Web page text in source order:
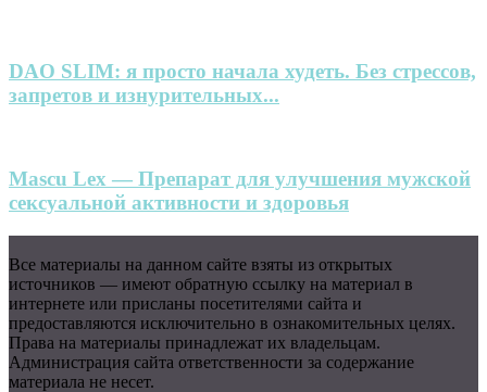
DAO SLIM: я просто начала худеть. Без стрессов,
запретов и изнурительных...
Mascu Lex — Препарат для улучшения мужской
сексуальной активности и здоровья
Все материалы на данном сайте взяты из открытых
источников — имеют обратную ссылку на материал в
интернете или присланы посетителями сайта и
предоставляются исключительно в ознакомительных целях.
Права на материалы принадлежат их владельцам.
Администрация сайта ответственности за содержание
материала не несет.